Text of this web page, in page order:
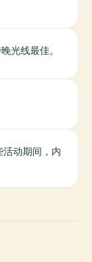
光线最佳。
动期间，内